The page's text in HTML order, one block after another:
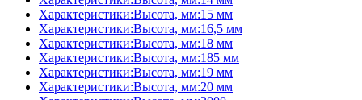
Характеристики:Высота, мм:15 мм
Характеристики:Высота, мм:16,5 мм
Характеристики:Высота, мм:18 мм
Характеристики:Высота, мм:185 мм
Характеристики:Высота, мм:19 мм
Характеристики:Высота, мм:20 мм